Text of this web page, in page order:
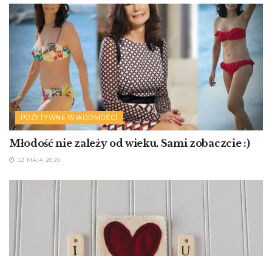
POZYTYWNE WIADOMOŚCI
Młodość nie zależy od wieku. Sami zobaczcie :)
12 MAJA 2020